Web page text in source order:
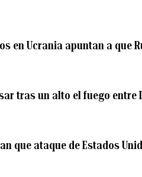
en Ucrania apuntan a que
tras un alto el fuego entre
que ataque de Estados